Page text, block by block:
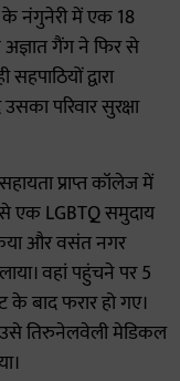
नंगुनेरी में एक 18
अज्ञात गैंग ने फिर से
द्वारा
परिवार सुरक्षा
प्राप्त कॉलेज में
एक LGBTQ समुदाय
और वसंत नगर
वहां पहुंचने पर 5
बाद फरार हो गए।
उसे तिरुनेलवेली मेडिकल